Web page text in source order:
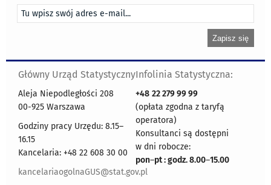
Główny Urząd Statystyczny
Aleja Niepodległości 208
00-925 Warszawa
Godziny pracy Urzędu: 8.15–
16.15
Kancelaria: +48 22 608 30 00
kancelariaogolnaGUS@stat.gov.pl
Infolinia Statystyczna:
+48 22 279 99 99
(opłata zgodna z taryfą
operatora)
Konsultanci są dostępni
w dni robocze:
pon–pt : godz. 8.00–15.00